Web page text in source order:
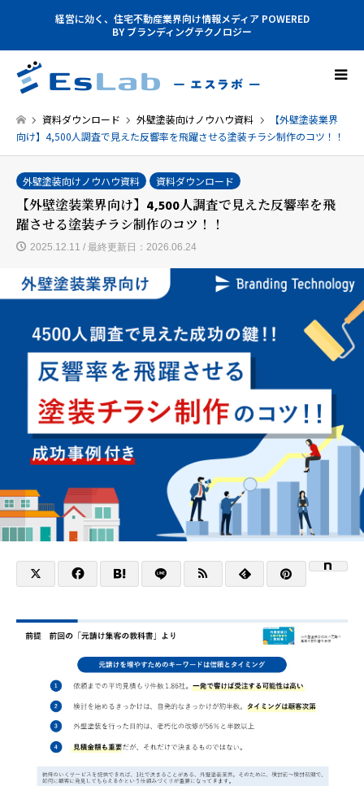
経営に効く、住宅不動産業界向け情報メディア POWERED
BY ブランディングテクノロジー
資料ダウンロード 外壁塗装向けノウハウ資料
【外壁塗装業界
向け】4,500人調査で見えた反響率を飛躍させる塗装チラシ制作のコツ！！
外壁塗装向けノウハウ資料 資料ダウンロード
【外壁塗装業界向け】4,500人調査で見えた反響率を飛
躍させる塗装チラシ制作のコツ！！
2025.12.11 / 最終更新日：2026.06.24